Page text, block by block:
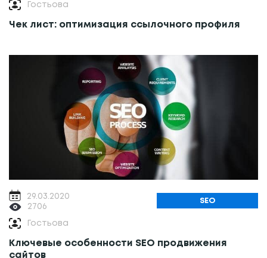
Гостьова
Чек лист: оптимизация ссылочного профиля
29.03.2020
2706
SEO
Гостьова
Ключевые особенности SEO продвижения
сайтов